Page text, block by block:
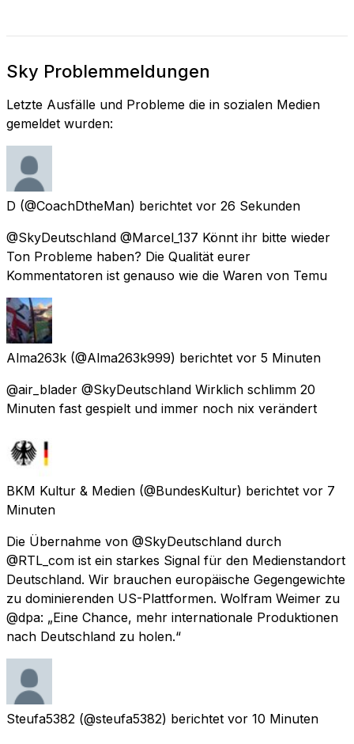
Sky Problemmeldungen
Letzte Ausfälle und Probleme die in sozialen Medien
gemeldet wurden:
D (@CoachDtheMan) berichtet vor 26 Sekunden
@SkyDeutschland @Marcel_137 Könnt ihr bitte wieder
Ton Probleme haben? Die Qualität eurer
Kommentatoren ist genauso wie die Waren von Temu
Alma263k (@Alma263k999) berichtet vor 5 Minuten
@air_blader @SkyDeutschland Wirklich schlimm 20
Minuten fast gespielt und immer noch nix verändert
BKM Kultur & Medien (@BundesKultur) berichtet vor 7
Minuten
Die Übernahme von @SkyDeutschland durch
@RTL_com ist ein starkes Signal für den Medienstandort
Deutschland. Wir brauchen europäische Gegengewichte
zu dominierenden US-Plattformen. Wolfram Weimer zu
@dpa: „Eine Chance, mehr internationale Produktionen
nach Deutschland zu holen.“
Steufa5382 (@steufa5382) berichtet vor 10 Minuten